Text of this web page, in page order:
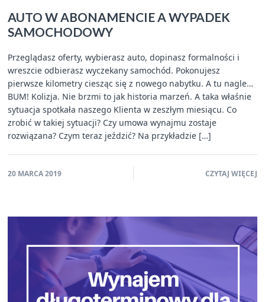
AUTO W ABONAMENCIE A WYPADEK
SAMOCHODOWY
Przeglądasz oferty, wybierasz auto, dopinasz formalności i
wreszcie odbierasz wyczekany samochód. Pokonujesz
pierwsze kilometry ciesząc się z nowego nabytku. A tu nagle…
BUM! Kolizja. Nie brzmi to jak historia marzeń. A taka właśnie
sytuacja spotkała naszego Klienta w zeszłym miesiącu. Co
zrobić w takiej sytuacji? Czy umowa wynajmu zostaje
rozwiązana? Czym teraz jeździć? Na przykładzie […]
20 MARCA 2019 CZYTAJ WIĘCEJ